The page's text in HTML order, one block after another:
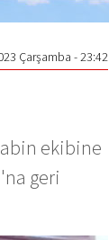
Çarşamba - 23:42
ekibine
geri